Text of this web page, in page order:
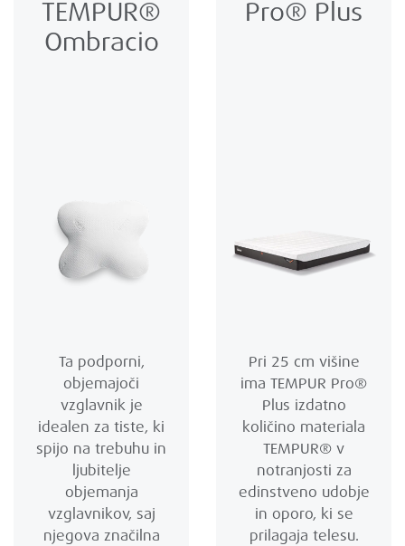
TEMPUR®
Ombracio
Ta podporni,
objemajoči
vzglavnik je
idealen za tiste, ki
spijo na trebuhu in
ljubitelje
objemanja
vzglavnikov, saj
njegova značilna
Pro® Plus
Pri 25 cm višine
ima TEMPUR Pro®
Plus izdatno
količino materiala
TEMPUR® v
notranjosti za
edinstveno udobje
in oporo, ki se
prilagaja telesu.